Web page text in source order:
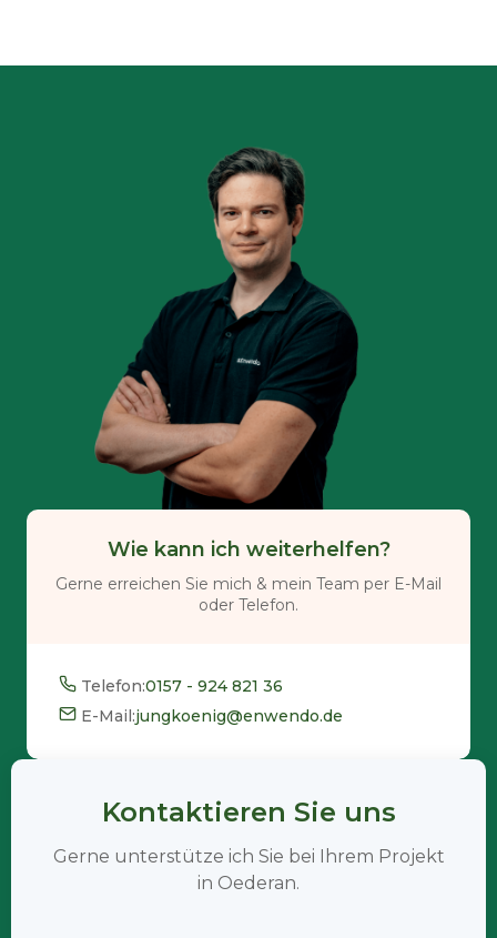
Wie kann ich weiterhelfen?
Gerne erreichen Sie mich & mein Team per E-Mail
oder Telefon.
Telefon:0157 - 924 821 36
E-Mail:jungkoenig@enwendo.de
Kontaktieren Sie uns
Gerne unterstütze ich Sie bei Ihrem Projekt
in Oederan.